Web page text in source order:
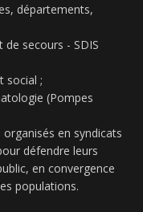
départements,
de secours - SDIS
social ;
(Pompes
en syndicats
défendre leurs
en convergence
populations.